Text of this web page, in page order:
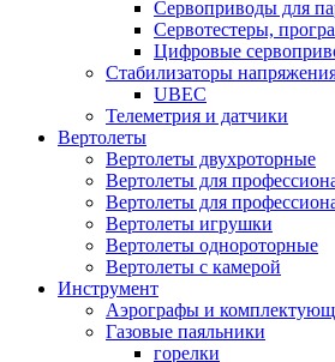
Сервоприводы для
Сервотестеры,
Цифровые
Стабилизаторы
UBEC
Телеметрия и датчики
Вертолеты
Вертолеты двухроторные
Вертолеты для
Вертолеты для
Вертолеты игрушки
Вертолеты однороторные
Вертолеты с камерой
Инструмент
Аэрографы и
Газовые паяльники
горелки